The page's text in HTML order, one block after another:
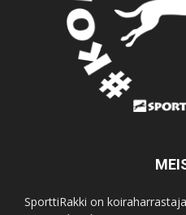
SporttiRakki on